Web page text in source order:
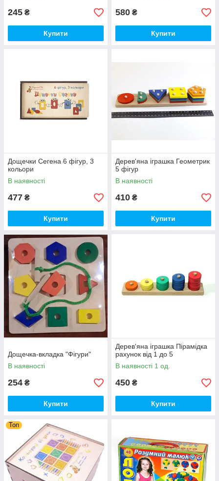
245 ₴
Купити
580 ₴
Купити
Дощечки Сегена 6 фігур, 3
кольори
В наявності
477 ₴
Купити
Дерев'яна іграшка Геометрик
5 фігур
В наявності
410 ₴
Купити
Дощечка-вкладка "Фігури"
В наявності
254 ₴
Купити
Дерев'яна іграшка Пірамідка
рахунок від 1 до 5
В наявності 1 од.
450 ₴
Купити
Топ